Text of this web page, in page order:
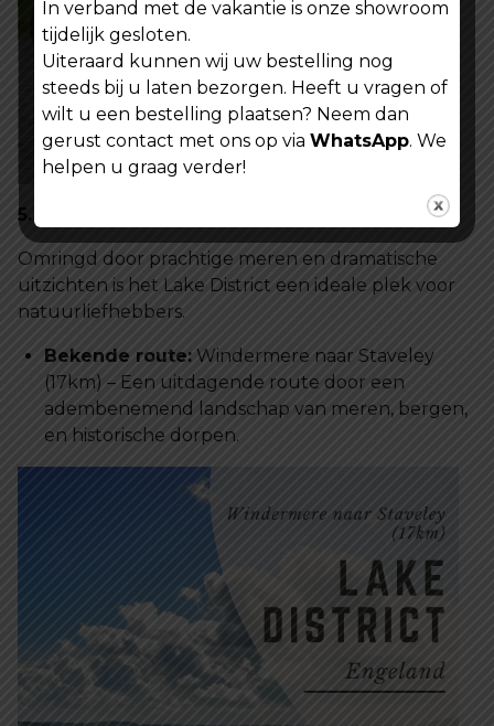
5. Het Engelse Lake District: Natuurlijke Pracht
Omringd door prachtige meren en dramatische
uitzichten is het Lake District een ideale plek voor
natuurliefhebbers.
Bekende route: Windermere naar Staveley
(17km) – Een uitdagende route door een
adembenemend landschap van meren, bergen,
en historische dorpen.
In verband met de vakantie is onze showroom
tijdelijk gesloten.
Uiteraard kunnen wij uw bestelling nog
steeds bij u laten bezorgen. Heeft u vragen of
wilt u een bestelling plaatsen? Neem dan
gerust contact met ons op via WhatsApp. We
helpen u graag verder!